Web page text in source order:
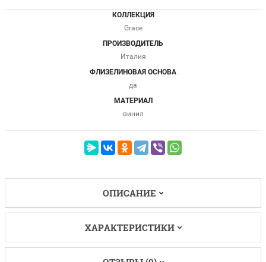
КОЛЛЕКЦИЯ
Grace
ПРОИЗВОДИТЕЛЬ
Италия
ФЛИЗЕЛИНОВАЯ ОСНОВА
да
МАТЕРИАЛ
винил
ОПИСАНИЕ
ХАРАКТЕРИСТИКИ